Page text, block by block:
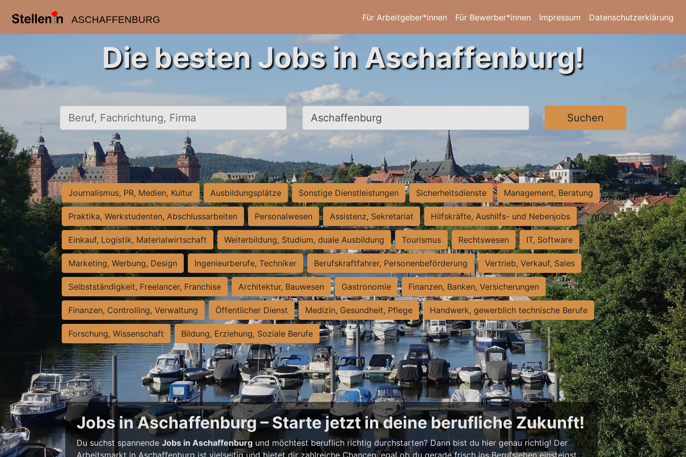
ASCHAFFENBURG Für Arbeitgeber*innen Für Bewerber*innen Impressum Datenschutzerklärung
Die besten Jobs in Aschaffenburg!
Beruf, Fachrichtung, Firma Ort, Stadt Suchen
Journalismus, PR, Medien, Kultur Ausbildungsplätze Sonstige Dienstleistungen Sicherheitsdienste Management, Beratung
Praktika, Werkstudenten, Abschlussarbeiten Personalwesen Assistenz, Sekretariat Hilfskräfte, Aushilfs- und Nebenjobs
Einkauf, Logistik, Materialwirtschaft Weiterbildung, Studium, duale Ausbildung Tourismus Rechtswesen IT, Software
Marketing, Werbung, Design Ingenieurberufe, Techniker Berufskraftfahrer, Personenbeförderung Vertrieb, Verkauf, Sales
Selbstständigkeit, Freelancer, Franchise Architektur, Bauwesen Gastronomie Finanzen, Banken, Versicherungen
Finanzen, Controlling, Verwaltung Öffentlicher Dienst Medizin, Gesundheit, Pflege Handwerk, gewerblich technische Berufe
Forschung, Wissenschaft Bildung, Erziehung, Soziale Berufe
Jobs in Aschaffenburg – Starte jetzt in deine berufliche Zukunft!
Du suchst spannendeJobs in Aschaffenburg und möchtest beruflich richtig durchstarten? Dann bist du hier genau richtig! Der